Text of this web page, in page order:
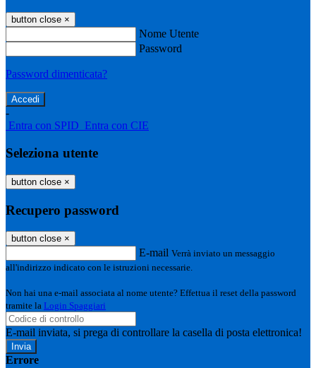
button close ×
Nome Utente
Password
Password dimenticata?
-
Entra con SPID Entra con CIE
Seleziona utente
button close ×
Recupero password
button close ×
E-mail Verrà inviato un messaggio
all'indirizzo indicato con le istruzioni necessarie.
Non hai una e-mail associata al nome utente? Effettua il reset della password
tramite la Login Spaggiari
E-mail inviata, si prega di controllare la casella di posta elettronica!
Errore